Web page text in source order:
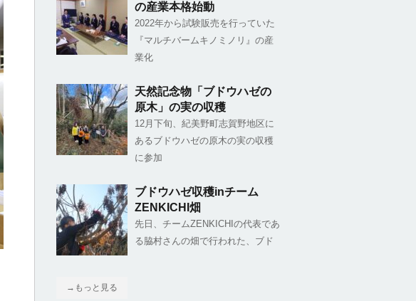
の産業本格始動
2022年から試験販売を行っていた
『マルチバームキノミノリ』の産
業化
天然記念物「ブドウハゼの
原木」の実の収穫
12月下旬、紀美野町志賀野地区に
あるブドウハゼの原木の実の収穫
に参加
ブドウハゼ収穫inチーム
ZENKICHI畑
先日、チームZENKICHIの代表であ
る脇村さんの畑で行われた、ブド
→もっと見る